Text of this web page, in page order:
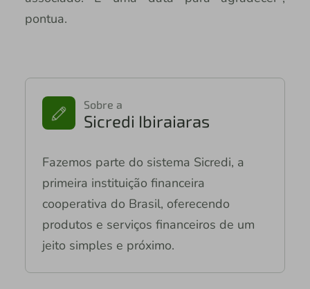
pontua.
Sobre a
Sicredi Ibiraiaras
Fazemos parte do sistema Sicredi, a
primeira instituição financeira
cooperativa do Brasil, oferecendo
produtos e serviços financeiros de um
jeito simples e próximo.